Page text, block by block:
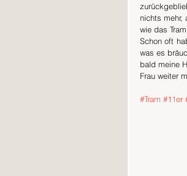
nichts mehr,
wie das
Schon oft
was es
bald meine
Frau weiter
#Tram #11er